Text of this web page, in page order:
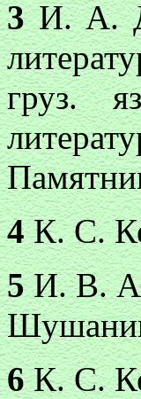
3И. А.
груз.
4К. С.
5И. В.
6К. С.